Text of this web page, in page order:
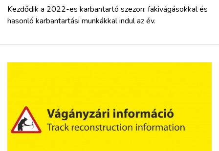
Kezdődik a 2022-es karbantartó szezon: fakivágásokkal és
hasonló karbantartási munkákkal indul az év.